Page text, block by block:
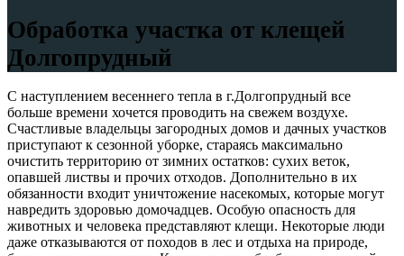
Обработка участка от клещей
Долгопрудный
С наступлением весеннего тепла в г.Долгопрудный все
больше времени хочется проводить на свежем воздухе.
Счастливые владельцы загородных домов и дачных участков
приступают к сезонной уборке, стараясь максимально
очистить территорию от зимних остатков: сухих веток,
опавшей листвы и прочих отходов. Дополнительно в их
обязанности входит уничтожение насекомых, которые могут
навредить здоровью домочадцев. Особую опасность для
животных и человека представляют клещи. Некоторые люди
даже отказываются от походов в лес и отдыха на природе,